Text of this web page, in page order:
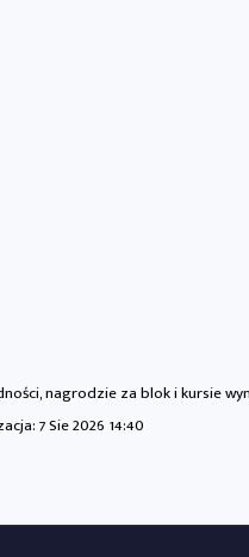
nagrodzie za blok i kursie
7 Sie 2026 14:40